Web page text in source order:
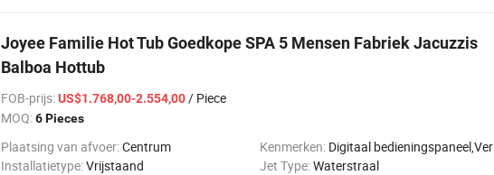
Joyee Familie Hot Tub Goedkope SPA 5 Mensen Fabriek Jacuzzis
Balboa Hottub
FOB-prijs:US$1.768,00-2.554,00/ Piece
MOQ:6 Pieces
Plaatsing van afvoer:Centrum Kenmerken: Digitaal bedieningspaneel,Verwarmde rugleuning,Ozonsterilisatie
Installatietype:Vrijstaand Jet Type:Waterstraal